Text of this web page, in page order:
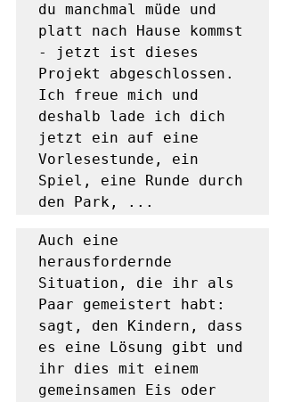
du manchmal müde und
platt nach Hause kommst
- jetzt ist dieses
Projekt abgeschlossen.
Ich freue mich und
deshalb lade ich dich
jetzt ein auf eine
Vorlesestunde, ein
Spiel, eine Runde durch
den Park, ...
Auch eine
herausfordernde
Situation, die ihr als
Paar gemeistert habt:
sagt, den Kindern, dass
es eine Lösung gibt und
ihr dies mit einem
gemeinsamen Eis oder